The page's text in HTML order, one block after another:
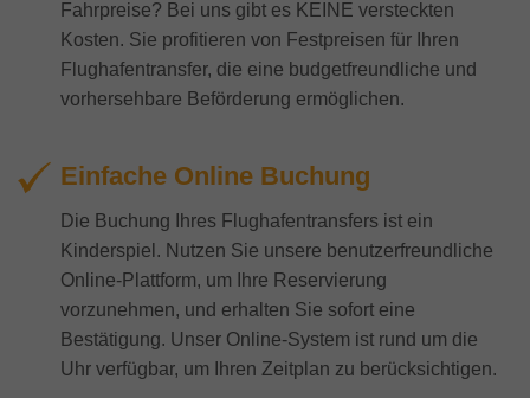
Fahrpreise? Bei uns gibt es KEINE versteckten
Kosten. Sie profitieren von Festpreisen für Ihren
Flughafentransfer, die eine budgetfreundliche und
vorhersehbare Beförderung ermöglichen.
Einfache Online Buchung
Die Buchung Ihres Flughafentransfers ist ein
Kinderspiel. Nutzen Sie unsere benutzerfreundliche
Online-Plattform, um Ihre Reservierung
vorzunehmen, und erhalten Sie sofort eine
Bestätigung. Unser Online-System ist rund um die
Uhr verfügbar, um Ihren Zeitplan zu berücksichtigen.